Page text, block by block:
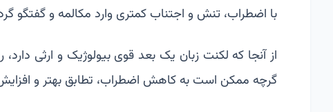
با اضطراب، تنش و اجتناب کمتری وارد مکالمه و گفتگو
از آنجا که لکنت زبان یک بعد قوی بیولوژیک و ارثی
گرچه ممکن است به کاهش اضطراب، تطابق بهتر و